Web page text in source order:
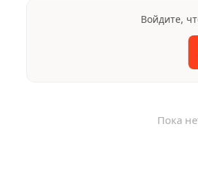
Войдите,
Пока